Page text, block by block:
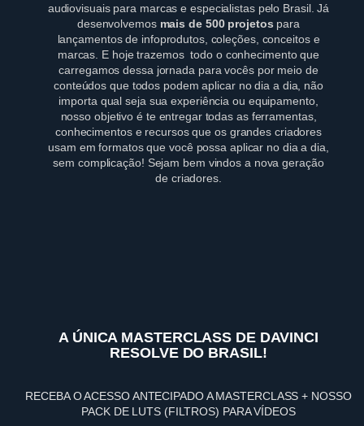
audiovisuais para marcas e especialistas pelo Brasil. Já
desenvolvemos mais de 500 projetos para
lançamentos de infoprodutos, coleções, conceitos e
marcas. E hoje trazemos todo o conhecimento que
carregamos dessa jornada para vocês por meio de
conteúdos que todos podem aplicar no dia a dia, não
importa qual seja sua experiência ou equipamento,
nosso objetivo é te entregar todas as ferramentas,
conhecimentos e recursos que os grandes criadores
usam em formatos que você possa aplicar no dia a dia,
sem complicação! Sejam bem vindos a nova geração
de criadores.
A ÚNICA MASTERCLASS DE DAVINCI
RESOLVE DO BRASIL!
RECEBA O ACESSO ANTECIPADO A MASTERCLASS + NOSSO
PACK DE LUTS (FILTROS) PARA VÍDEOS